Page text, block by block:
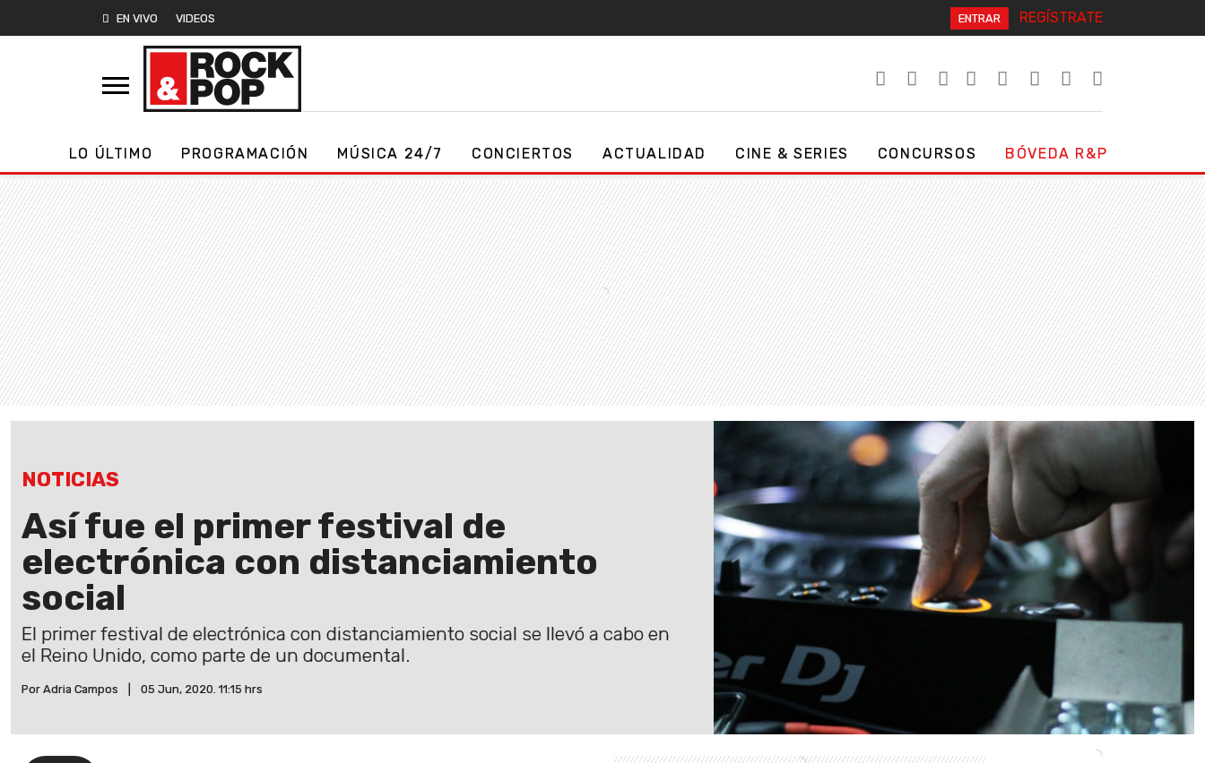
EN VIVO VIDEOS ENTRAR REGÍSTRATE
LO ÚLTIMO PROGRAMACIÓN MÚSICA 24/7 CONCIERTOS ACTUALIDAD CINE & SERIES CONCURSOS BÓVEDA R&P
NOTICIAS
Así fue el primer festival de
electrónica con distanciamiento
social
El primer festival de electrónica con distanciamiento social se llevó a cabo en
el Reino Unido, como parte de un documental.
Por Adria Campos 05 Jun, 2020. 11:15 hrs